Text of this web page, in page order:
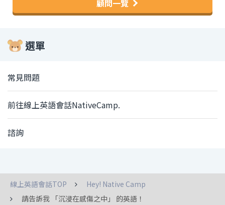
顧問一覽
選單
常見問題
前往線上英語會話NativeCamp.
諮詢
線上英語會話TOP
Hey! Native Camp
請告訴我 「沉浸在感傷之中」 的英語！